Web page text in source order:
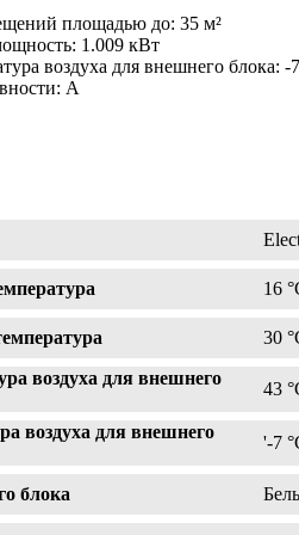
площадью до: 35 м²
1.009 кВт
воздуха для внешнего блока: -
A
16
30
воздуха для внешнего
43
воздуха для внешнего
'-7
блока